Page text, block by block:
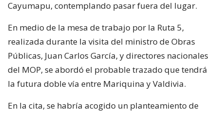
Cayumapu, contemplando pasar fuera del lugar.
En medio de la mesa de trabajo por la Ruta 5,
realizada durante la visita del ministro de Obras
Públicas, Juan Carlos García, y directores nacionales
del MOP, se abordó el probable trazado que tendrá
la futura doble vía entre Mariquina y Valdivia.
En la cita, se habría acogido un planteamiento de